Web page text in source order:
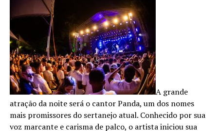
A grande
atração da noite será o cantor Panda, um dos nomes
mais promissores do sertanejo atual. Conhecido por sua
voz marcante e carisma de palco, o artista iniciou sua